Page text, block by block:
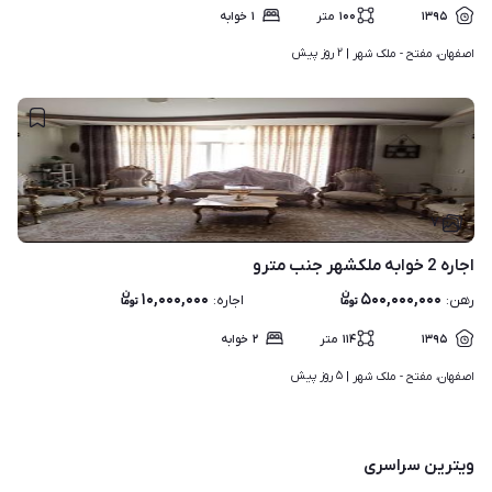
۱۳۹۵ ۱۰۰ متر ۱ خوابه
اصفهان، مفتح - ملک شهر | ۲ روز پیش
۷
اجاره 2 خوابه ملکشهر جنب مترو
رهن: ۵۰۰,۰۰۰,۰۰۰ اجاره: ۱۰,۰۰۰,۰۰۰
۱۳۹۵ ۱۱۴ متر ۲ خوابه
اصفهان، مفتح - ملک شهر | ۵ روز پیش
ویترین سراسری